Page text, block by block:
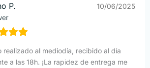
P. 10/06/2025
realizado al mediodía, recibido al día
a las 18h. ¡La rapidez de entrega me